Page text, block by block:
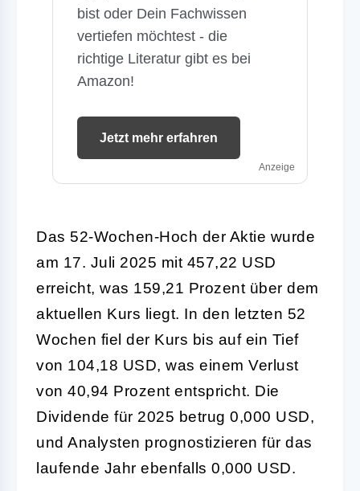
bist oder Dein Fachwissen
vertiefen möchtest - die
richtige Literatur gibt es bei
Amazon!
Jetzt mehr erfahren
Anzeige
Das 52-Wochen-Hoch der Aktie wurde
am 17. Juli 2025 mit 457,22 USD
erreicht, was 159,21 Prozent über dem
aktuellen Kurs liegt. In den letzten 52
Wochen fiel der Kurs bis auf ein Tief
von 104,18 USD, was einem Verlust
von 40,94 Prozent entspricht. Die
Dividende für 2025 betrug 0,000 USD,
und Analysten prognostizieren für das
laufende Jahr ebenfalls 0,000 USD.